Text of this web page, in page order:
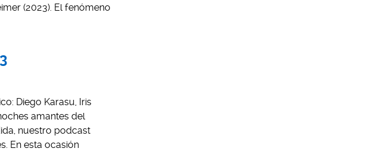
(2023). El fenómeno
Diego Karasu, Iris
amantes del
nuestro podcast
En esta ocasión